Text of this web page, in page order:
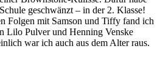
geschwänzt – in der 2. Klasse!
Folgen mit Samson und Tiffy fand ich
Lilo Pulver und Henning Venske
war ich auch aus dem Alter raus.